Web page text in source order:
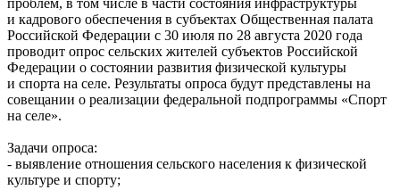
и кадрового обеспечения в субъектах Общественная палата
Российской Федерации с 30 июля по 28 августа 2020 года
проводит опрос сельских жителей субъектов Российской
Федерации о состоянии развития физической культуры
и спорта на селе. Результаты опроса будут представлены на
совещании о реализации федеральной подпрограммы «Спорт
на селе».
Задачи опроса:
- выявление отношения сельского населения к физической
культуре и спорту;